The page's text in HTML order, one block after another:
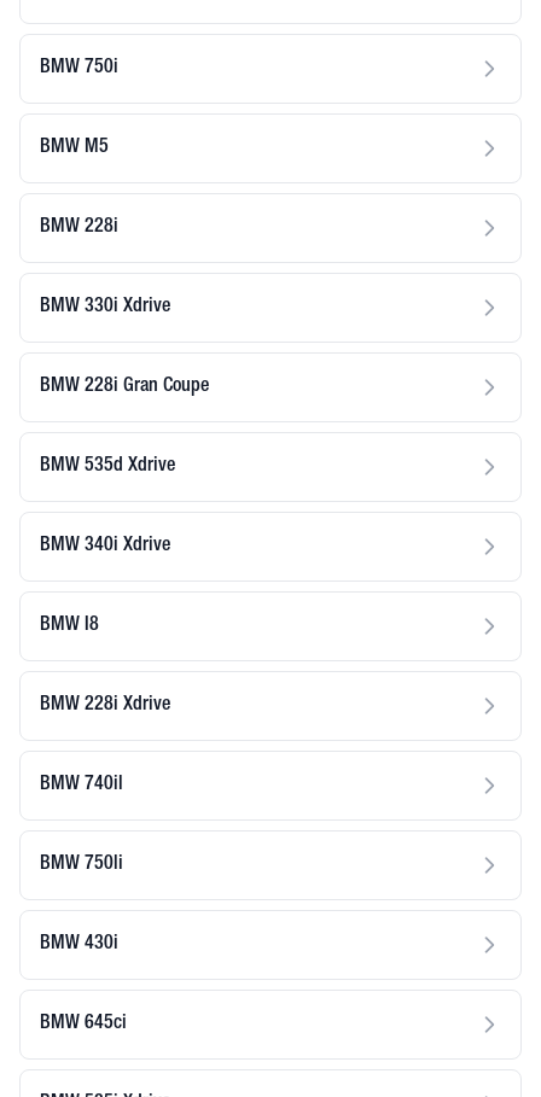
BMW 750i
BMW M5
BMW 228i
BMW 330i Xdrive
BMW 228i Gran Coupe
BMW 535d Xdrive
BMW 340i Xdrive
BMW I8
BMW 228i Xdrive
BMW 740il
BMW 750li
BMW 430i
BMW 645ci